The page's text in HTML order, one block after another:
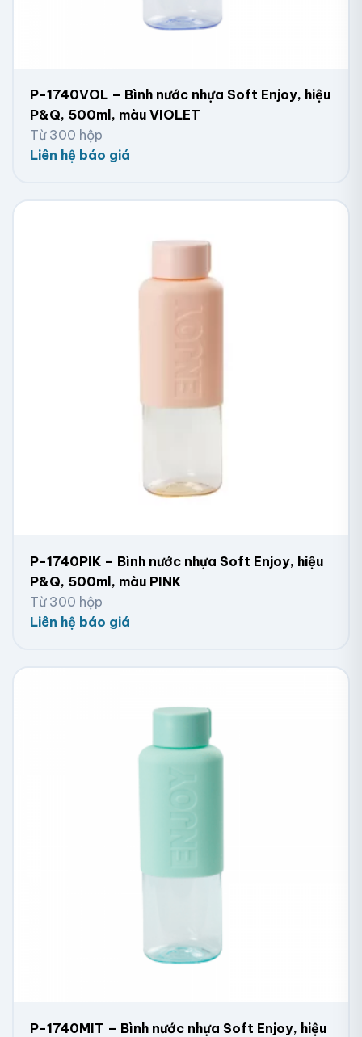
P-1740VOL – Bình nước nhựa Soft Enjoy, hiệu
P&Q, 500ml, màu VIOLET
Từ 300 hộp
Liên hệ báo giá
P-1740PIK – Bình nước nhựa Soft Enjoy, hiệu
P&Q, 500ml, màu PINK
Từ 300 hộp
Liên hệ báo giá
P-1740MIT – Bình nước nhựa Soft Enjoy, hiệu